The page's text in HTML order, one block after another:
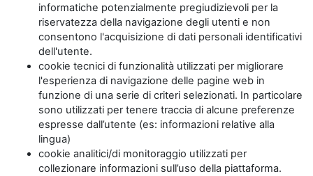
informatiche potenzialmente pregiudizievoli per la
riservatezza della navigazione degli utenti e non
consentono l'acquisizione di dati personali identificativi
dell'utente.
cookie tecnici di funzionalità utilizzati per migliorare
l'esperienza di navigazione delle pagine web in
funzione di una serie di criteri selezionati. In particolare
sono utilizzati per tenere traccia di alcune preferenze
espresse dall’utente (es: informazioni relative alla
lingua)
cookie analitici/di monitoraggio utilizzati per
collezionare informazioni sull’uso della piattaforma.